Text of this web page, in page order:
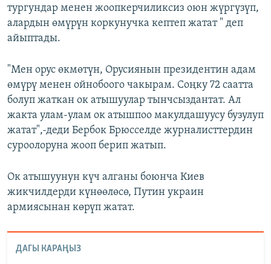
тургундар менен жоопкерчиликсиз оюн жүргүзүп,
алардын өмүрүн коркунучка кептеп жатат " деп
айыптады.
"Мен орус өкмөтүн, Орусиянын президентин адам
өмүрү менен ойнобоого чакырам. Соңку 72 саатта
болуп жаткан ок атышуулар тынчсыздантат. Ал
жакта улам-улам ок атышпоо макулдашуусу бузулуп
жатат",-деди Бербок Брюсселде журналисттердин
суроолоруна жооп берип жатып.
Ок атышуунун күч алганы боюнча Киев
жикчилдерди күнөөлөсө, Путин украин
армиясынан көрүп жатат.
ДАГЫ КАРАҢЫЗ